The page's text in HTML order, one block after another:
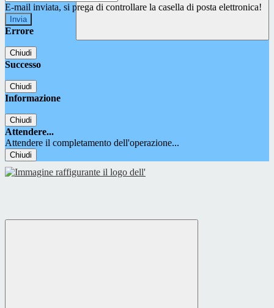
E-mail inviata, si prega di controllare la casella di posta elettronica!
Errore
Chiudi
Successo
Chiudi
Informazione
Chiudi
Attendere...
Attendere il completamento dell'operazione...
Chiudi